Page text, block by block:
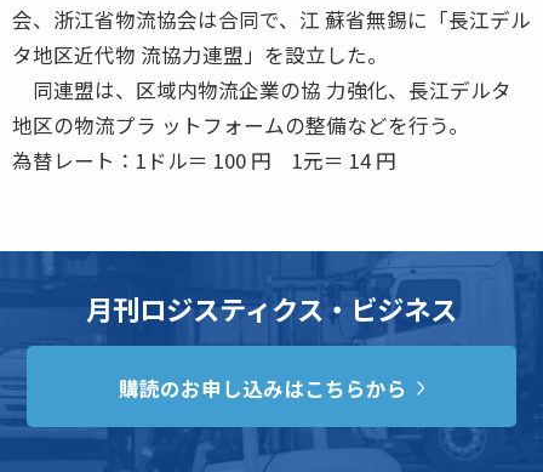
会、浙江省物流協会は合同で、江 蘇省無錫に「長江デル
タ地区近代物 流協力連盟」を設立した。
同連盟は、区域内物流企業の協 力強化、長江デルタ
地区の物流プラ ットフォームの整備などを行う。
為替レート：1ドル＝ 100 円 1元＝ 14 円
月刊ロジスティクス・ビジネス
購読のお申し込みはこちらから